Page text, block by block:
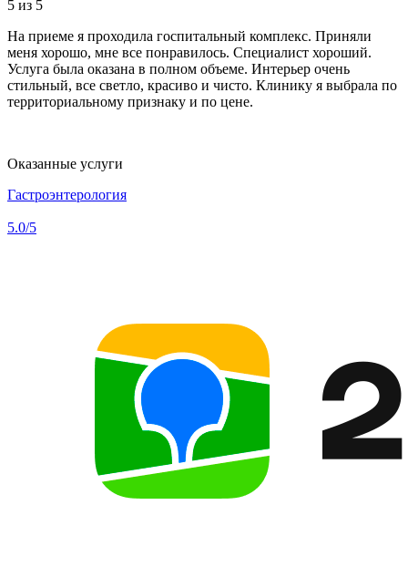
5 из 5
На приеме я проходила госпитальный комплекс. Приняли
меня хорошо, мне все понравилось. Специалист хороший.
Услуга была оказана в полном объеме. Интерьер очень
стильный, все светло, красиво и чисто. Клинику я выбрала по
территориальному признаку и по цене.
Оказанные услуги
Гастроэнтерология
5.0/5